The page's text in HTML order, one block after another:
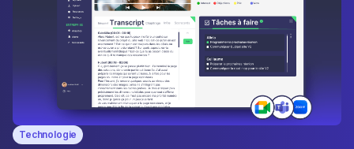
Technologie